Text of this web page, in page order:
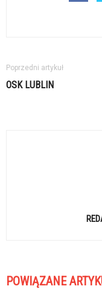
Poprzedni artykuł
OSK LUBLIN
POWIĄZANE